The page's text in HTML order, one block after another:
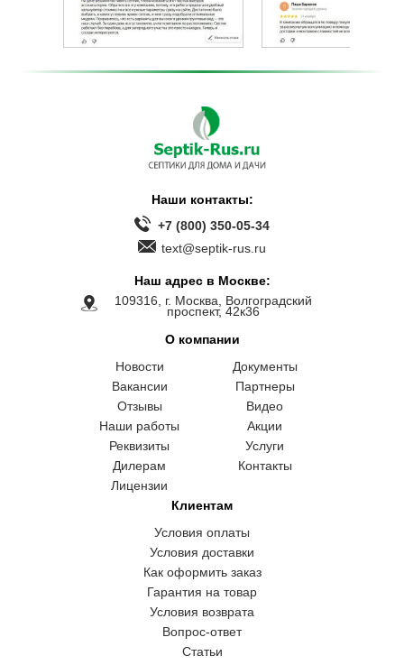
Наши контакты:
+7 (800) 350-05-34
text@septik-rus.ru
Наш адрес в Москве:
109316, г. Москва, Волгоградский
проспект, 42к36
О компании
Новости
Документы
Вакансии
Партнеры
Отзывы
Видео
Наши работы
Акции
Реквизиты
Услуги
Дилерам
Контакты
Лицензии
Клиентам
Условия оплаты
Условия доставки
Как оформить заказ
Гарантия на товар
Условия возврата
Вопрос-ответ
Статьи